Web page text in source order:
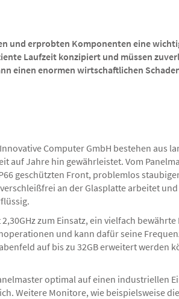
und erprobten Komponenten eine
Laufzeit konzipiert und müssen
einen enormen wirtschaftlichen
Innovative Computer GmbH bestehen
auf Jahre hin gewährleistet. Vom
geschützten Front, problemlos
an der Glasplatte arbeitet
zum Einsatz, ein vielfach
und kann dafür seine
auf bis zu 32GB erweitert werden
optimal auf einen industriellen
Weitere Monitore, wie beispielsweise